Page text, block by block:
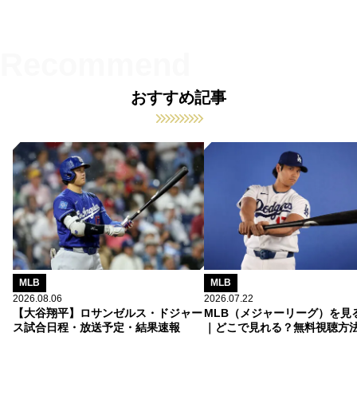
おすすめ記事
MLB
2026.08.06
【大谷翔平】ロサンゼルス・ドジャー
ス試合日程・放送予定・結果速報
MLB
2026.07.22
MLB（メジャーリーグ）を見
｜どこで見れる？無料視聴方